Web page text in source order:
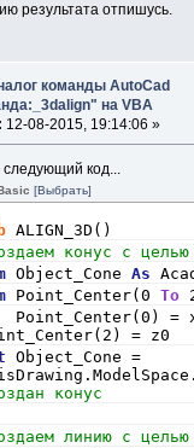
результата отпишусь.
команды AutoCad
на VBA
12-08-2015, 19:14:06 »
следующий код...
[Выбрать]
ALIGN_3D()
конус с
Object_Cone As
Point_Center(0 To
=
= z0
Object_Cone =
конус
линию с